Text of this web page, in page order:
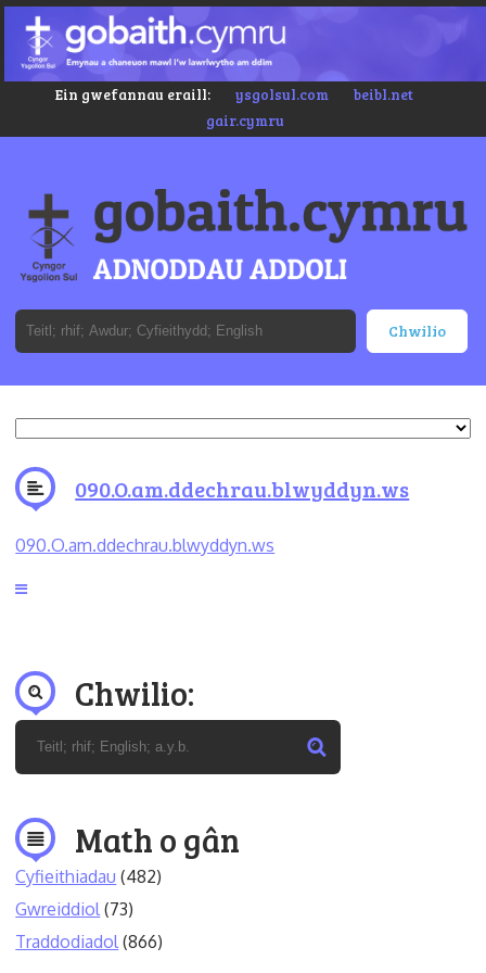
Ein gwefannau eraill: ysgolsul.com
beibl.net
gair.cymru
090.O.am.ddechrau.blwyddyn.ws
090.O.am.ddechrau.blwyddyn.ws
Chwilio:
Math o gân
Cyfieithiadau (482)
Gwreiddiol (73)
Traddodiadol (866)